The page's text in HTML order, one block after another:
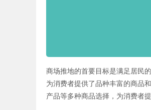
商场推地的首要目标是满足居民
为消费者提供了品种丰富的商品
产品等多种商品选择，为消费者